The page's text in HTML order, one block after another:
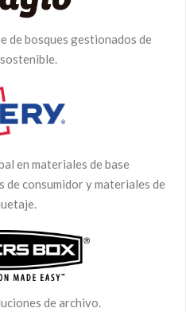
de bosques gestionados de
en materiales de base
consumidor y materiales de
de archivo.